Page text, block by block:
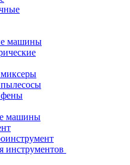
машины
фены
машины
инструментов